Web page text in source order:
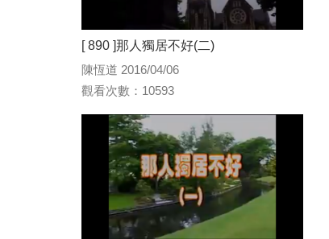
[ 890 ]那人獨居不好(二)
陳恆道 2016/04/06
觀看次數：10593